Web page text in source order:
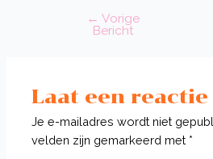
← Vorige
Bericht
Laat een
Je e-mailadres wordt niet
velden zijn gemarkeerd met *